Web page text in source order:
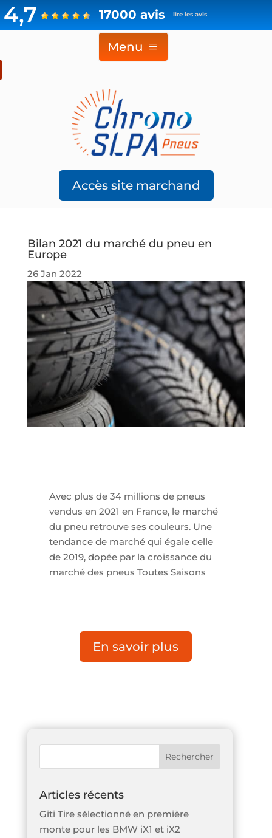
4,7 17000 avis lire les avis
Accès site marchand
Menu
Bilan 2021 du marché du pneu en
Europe
26 Jan 2022
Avec plus de 34 millions de pneus
vendus en 2021 en France, le marché
du pneu retrouve ses couleurs. Une
tendance de marché qui égale celle
de 2019, dopée par la croissance du
marché des pneus Toutes Saisons
En savoir plus
Articles récents
Giti Tire sélectionné en première
monte pour les BMW iX1 et iX2